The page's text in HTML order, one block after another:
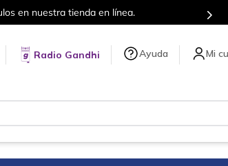
en nuestra tienda en línea.
Radio Gandhi Ayuda